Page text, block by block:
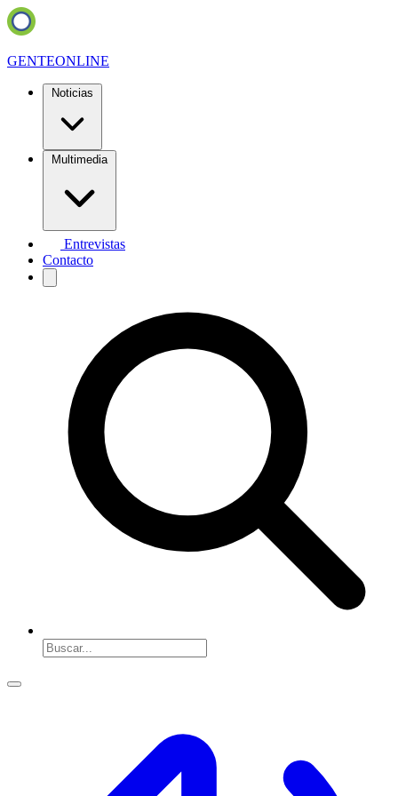
GENTEONLINE
Noticias
Multimedia
Entrevistas
Contacto